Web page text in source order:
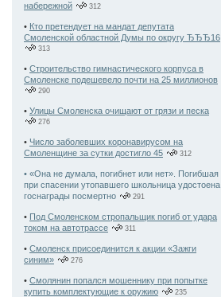
набережной
312
• Кто претендует на мандат депутата
Смоленской областной Думы по округу ЂЂЂ16
313
• Строительство гимнастического корпуса в
Смоленске подешевело почти на 25 миллионов
290
• Улицы Смоленска очищают от грязи и песка
276
• Число заболевших коронавирусом на
Смоленщине за сутки достигло 45
312
• «Она не думала, погибнет или нет». Погибшая
при спасении утопавшего школьница удостоена
госнаграды посмертно
291
• Под Смоленском стропальщик погиб от удара
током на автотрассе
311
• Смоленск присоединится к акции «Зажги
синим»
276
• Смолянин попался мошеннику при попытке
купить комплектующие к оружию
235